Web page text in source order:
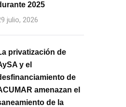
2025
julio, 2026
privatización de
y el
de
amenazan el
de la